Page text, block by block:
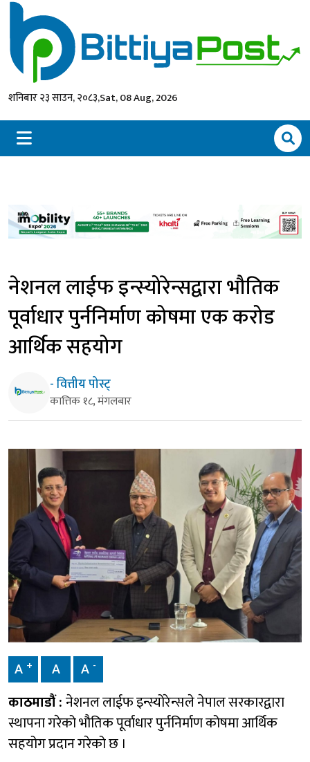
शनिबार २३ साउन, २०८३,Sat, 08 Aug, 2026
नेशनल लाईफ इन्स्योरेन्सद्वारा भौतिक
पूर्वाधार पुर्ननिर्माण कोषमा एक करोड
आर्थिक सहयोग
- वित्तीय पोस्ट्
कात्तिक १८, मंगलबार
A + A A -
काठमाडौं :नेशनल लाईफ इन्स्योरेन्सले नेपाल सरकारद्वारा
स्थापना गरेको भौतिक पूर्वाधार पुर्ननिर्माण कोषमा आर्थिक
सहयोग प्रदान गरेको छ ।